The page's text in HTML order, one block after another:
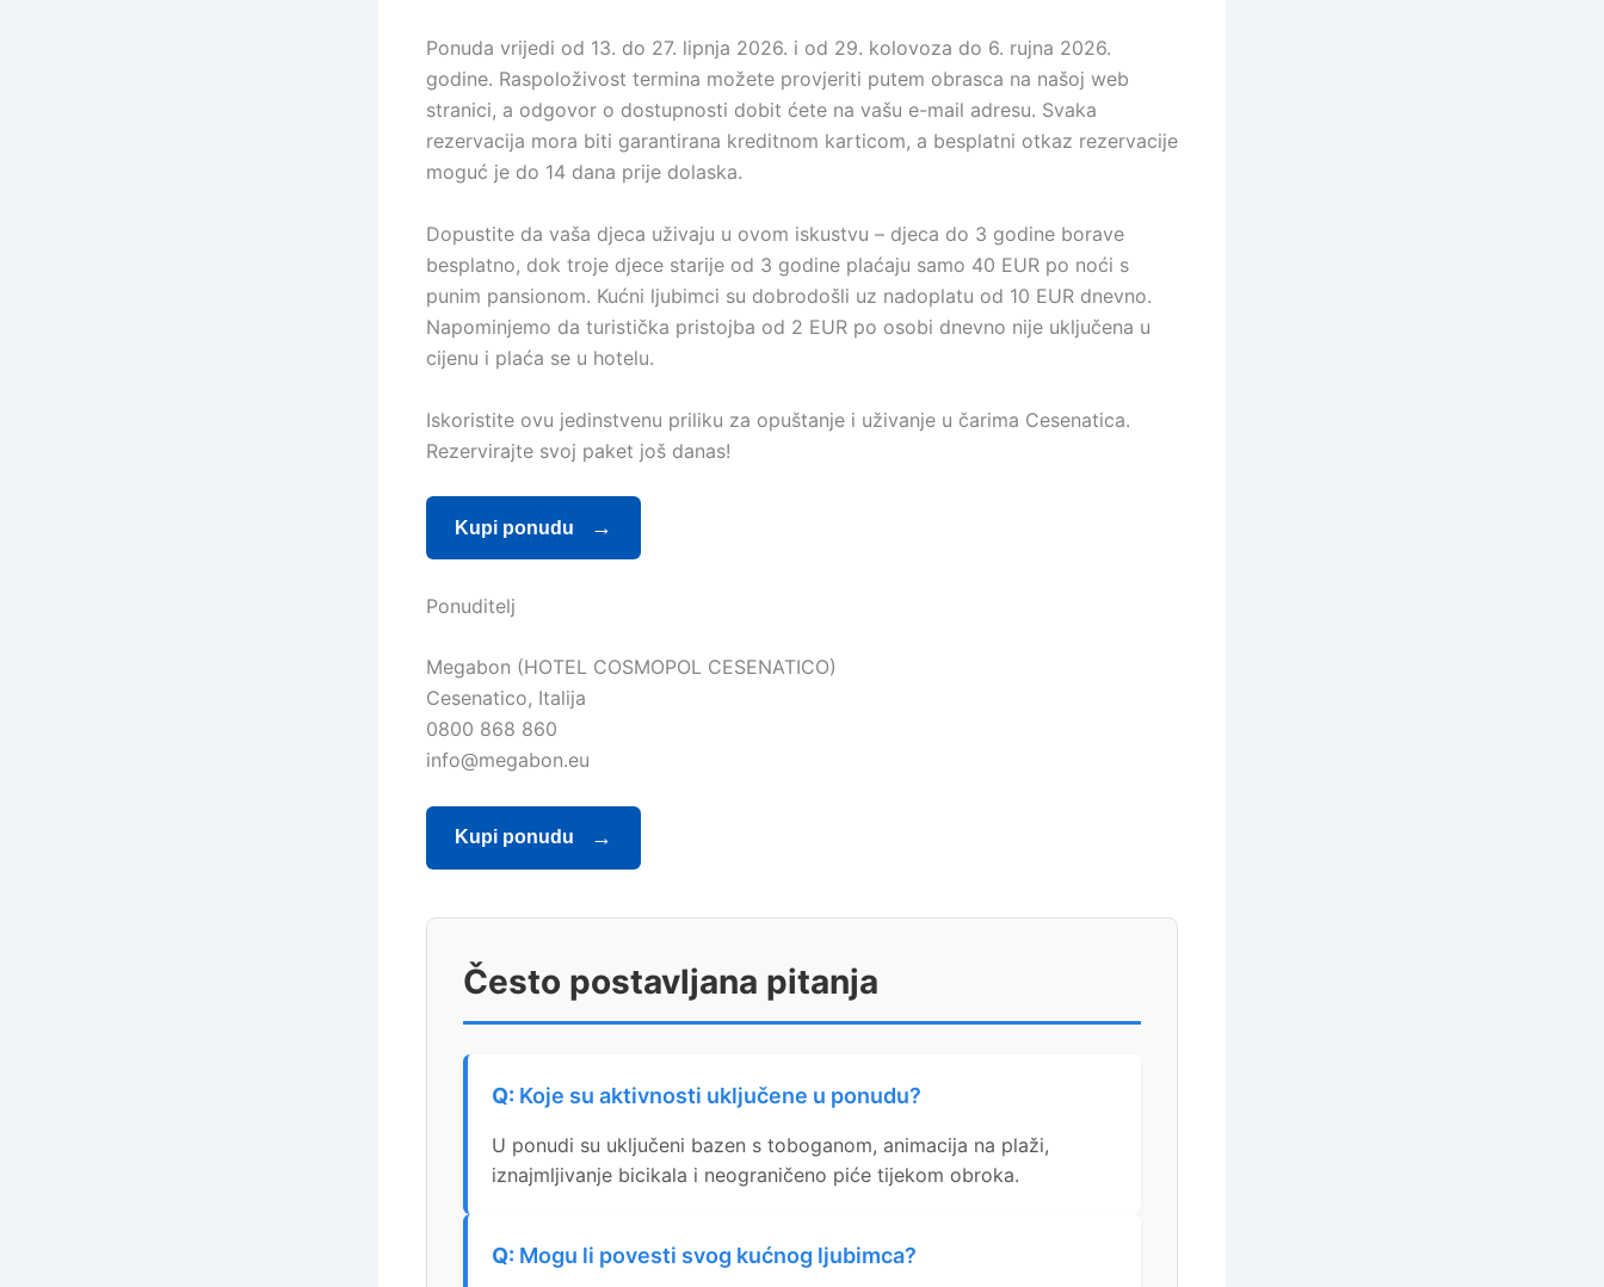
Ponuda vrijedi od 13. do 27. lipnja 2026. i od 29. kolovoza do 6. rujna 2026.
godine. Raspoloživost termina možete provjeriti putem obrasca na našoj web
stranici, a odgovor o dostupnosti dobit ćete na vašu e-mail adresu. Svaka
rezervacija mora biti garantirana kreditnom karticom, a besplatni otkaz rezervacije
moguć je do 14 dana prije dolaska.
Dopustite da vaša djeca uživaju u ovom iskustvu – djeca do 3 godine borave
besplatno, dok troje djece starije od 3 godine plaćaju samo 40 EUR po noći s
punim pansionom. Kućni ljubimci su dobrodošli uz nadoplatu od 10 EUR dnevno.
Napominjemo da turistička pristojba od 2 EUR po osobi dnevno nije uključena u
cijenu i plaća se u hotelu.
Iskoristite ovu jedinstvenu priliku za opuštanje i uživanje u čarima Cesenatica.
Rezervirajte svoj paket još danas!
Kupi ponudu
Ponuditelj
Megabon (HOTEL COSMOPOL CESENATICO)
Cesenatico, Italija
0800 868 860
info@megabon.eu
Kupi ponudu
Često postavljana pitanja
Koje su aktivnosti uključene u ponudu?
U ponudi su uključeni bazen s toboganom, animacija na plaži,
iznajmljivanje bicikala i neograničeno piće tijekom obroka.
Mogu li povesti svog kućnog ljubimca?